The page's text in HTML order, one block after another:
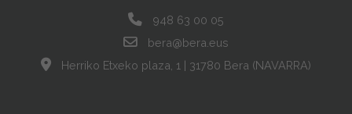
948 63 00 05
bera@bera.eus
Herriko Etxeko plaza, 1 | 31780 Bera (NAVARRA)